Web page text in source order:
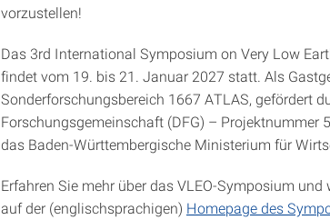
vorzustellen!
Das 3rd International Symposium on Very Low
findet vom 19. bis 21. Januar 2027 statt. Als
Sonderforschungsbereich 1667 ATLAS, gefördert
Forschungsgemeinschaft (DFG) – Projektnummer
das Baden-Württembergische Ministerium für
Erfahren Sie mehr über das VLEO-Symposium
auf der (englischsprachigen) Homepage des